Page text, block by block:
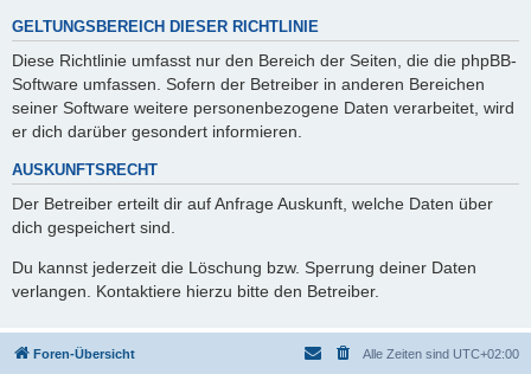
GELTUNGSBEREICH DIESER RICHTLINIE
Diese Richtlinie umfasst nur den Bereich der Seiten, die die phpBB-
Software umfassen. Sofern der Betreiber in anderen Bereichen
seiner Software weitere personenbezogene Daten verarbeitet, wird
er dich darüber gesondert informieren.
AUSKUNFTSRECHT
Der Betreiber erteilt dir auf Anfrage Auskunft, welche Daten über
dich gespeichert sind.
Du kannst jederzeit die Löschung bzw. Sperrung deiner Daten
verlangen. Kontaktiere hierzu bitte den Betreiber.
Foren-Übersicht Alle Zeiten sind UTC+02:00